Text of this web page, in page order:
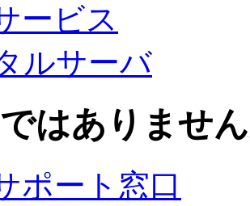
ービス
ルサーバ
はありませ
ポート窓口